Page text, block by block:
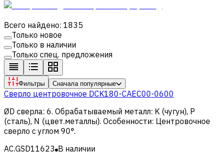
Всего найдено: 1835
Только новое
Только в наличии
Только спец. предложения
Фильтры Сначала популярные
Сверло центровочное DCK180-CAEC00-0600
ØD сверла: 6. Обрабатываемый металл: K (чугун), Р
(сталь), N (цвет.металлы). Особенности: Центровочное
сверло с углом 90°.
AC.GSD11623 В наличии